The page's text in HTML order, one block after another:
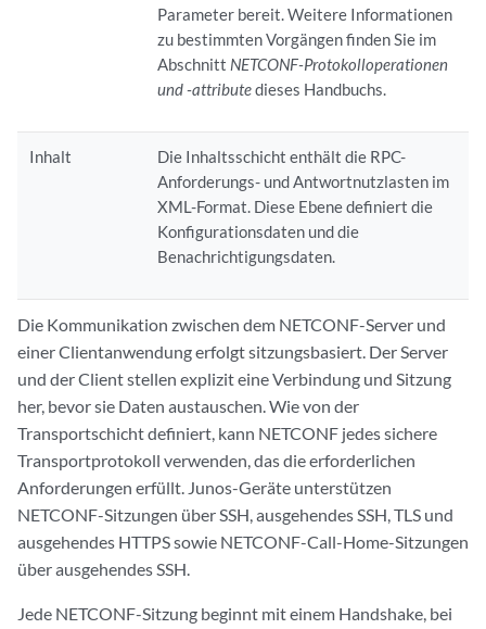
Parameter bereit. Weitere Informationen
zu bestimmten Vorgängen finden Sie im
Abschnitt NETCONF-Protokolloperationen
und -attributedieses Handbuchs.
Inhalt
Die Inhaltsschicht enthält die RPC-
Anforderungs- und Antwortnutzlasten im
XML-Format. Diese Ebene definiert die
Konfigurationsdaten und die
Benachrichtigungsdaten.
Die Kommunikation zwischen dem NETCONF-Server und
einer Clientanwendung erfolgt sitzungsbasiert. Der Server
und der Client stellen explizit eine Verbindung und Sitzung
her, bevor sie Daten austauschen. Wie von der
Transportschicht definiert, kann NETCONF jedes sichere
Transportprotokoll verwenden, das die erforderlichen
Anforderungen erfüllt. Junos-Geräte unterstützen
NETCONF-Sitzungen über SSH, ausgehendes SSH, TLS und
ausgehendes HTTPS sowie NETCONF-Call-Home-Sitzungen
über ausgehendes SSH.
Jede NETCONF-Sitzung beginnt mit einem Handshake, bei